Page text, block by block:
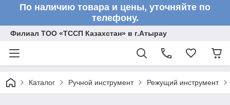
По наличию товара и цены, уточняйте по
телефону.
Филиал ТОО «ТССП Казахстан» в г.Атырау
Каталог Ручной инструмент Режущий инструмент